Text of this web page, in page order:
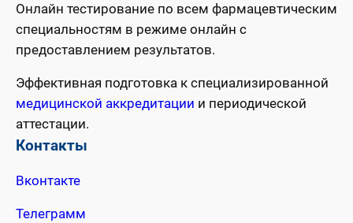
Онлайн тестирование по всем фармацевтическим
специальностям в режиме онлайн с
предоставлением результатов.
Эффективная подготовка к специализированной
медицинской аккредитации и периодической
аттестации.
Контакты
Вконтакте
Телеграмм